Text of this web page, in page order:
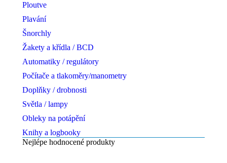
Ploutve
Plavání
Šnorchly
Žakety a křídla / BCD
Automatiky / regulátory
Počítače a tlakoměry/manometry
Doplňky / drobnosti
Světla / lampy
Obleky na potápění
Knihy a logbooky
Nejlépe hodnocené produkty